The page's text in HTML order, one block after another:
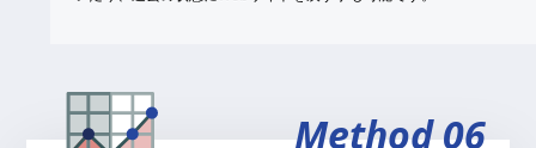
Method 06